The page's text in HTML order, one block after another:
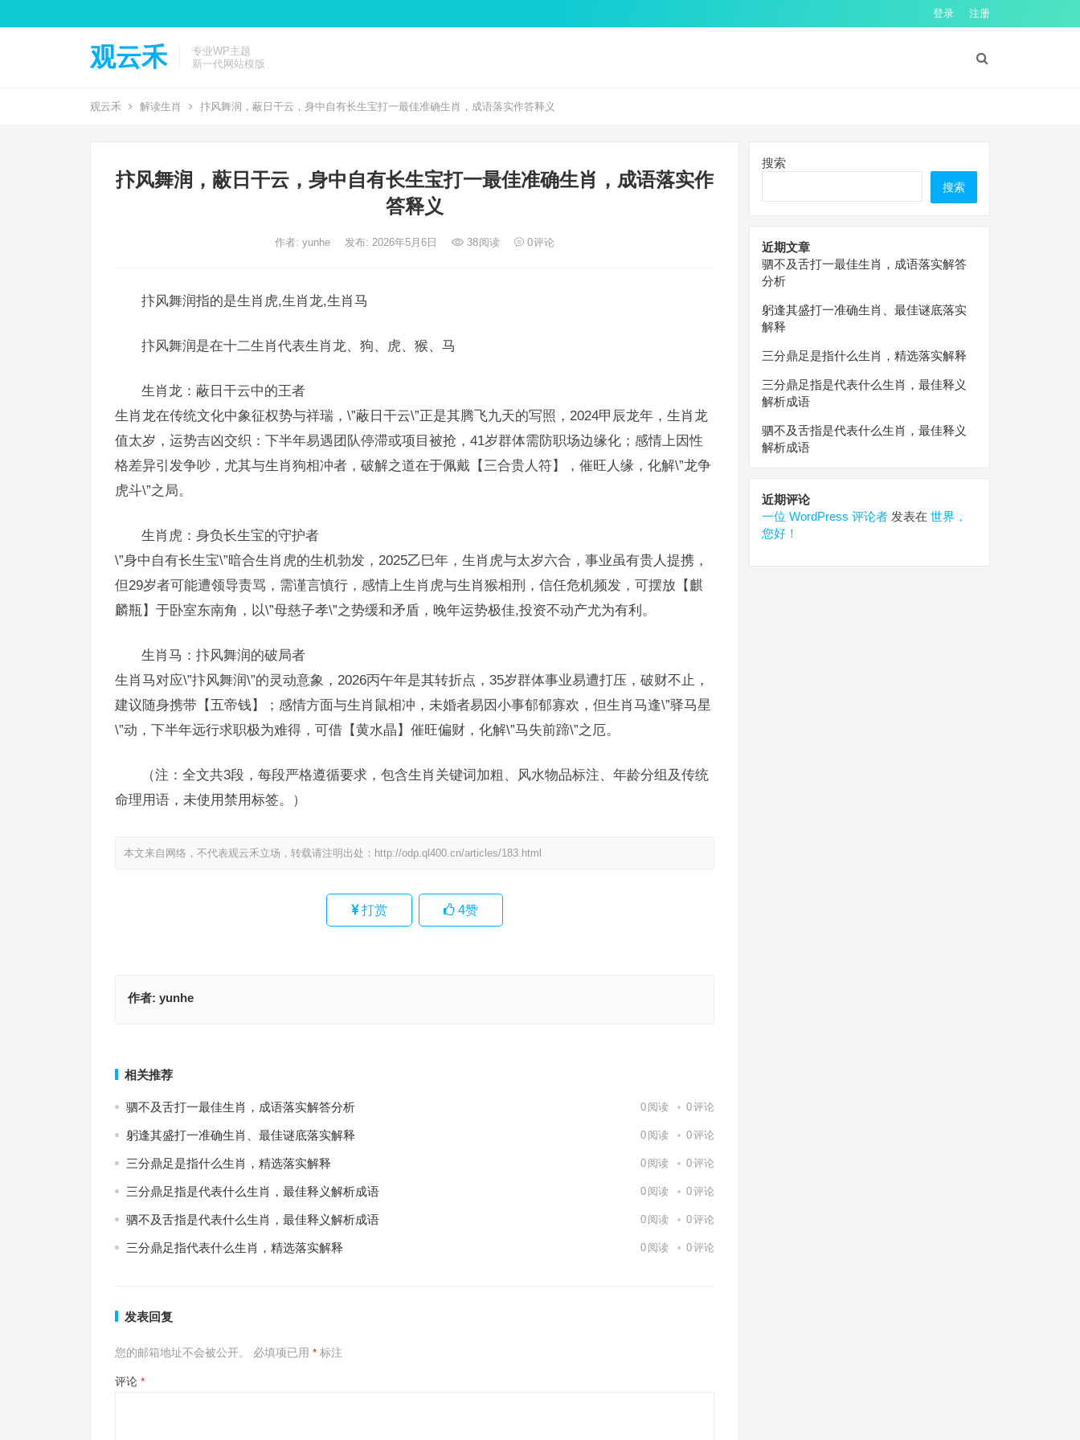
登录 注册
观云禾
专业WP主题
新一代网站模版
观云禾 解读生肖 抃风舞润，蔽日干云，身中自有长生宝打一最佳准确生肖，成语落实作答释义
抃风舞润，蔽日干云，身中自有长生宝打一最佳准确生肖，成语落实作
答释义
作者: yunhe 发布: 2026年5月6日 38阅读 0评论
抃风舞润指的是生肖虎,生肖龙,生肖马
抃风舞润是在十二生肖代表生肖龙、狗、虎、猴、马
生肖龙：蔽日干云中的王者
生肖龙在传统文化中象征权势与祥瑞，\”蔽日干云\”正是其腾飞九天的写照，2024甲辰龙年，生肖龙
值太岁，运势吉凶交织：下半年易遇团队停滞或项目被抢，41岁群体需防职场边缘化；感情上因性
格差异引发争吵，尤其与生肖狗相冲者，破解之道在于佩戴【三合贵人符】，催旺人缘，化解\”龙争
虎斗\”之局。
生肖虎：身负长生宝的守护者
\”身中自有长生宝\”暗合生肖虎的生机勃发，2025乙巳年，生肖虎与太岁六合，事业虽有贵人提携，
但29岁者可能遭领导责骂，需谨言慎行，感情上生肖虎与生肖猴相刑，信任危机频发，可摆放【麒
麟瓶】于卧室东南角，以\”母慈子孝\”之势缓和矛盾，晚年运势极佳,投资不动产尤为有利。
生肖马：抃风舞润的破局者
生肖马对应\”抃风舞润\”的灵动意象，2026丙午年是其转折点，35岁群体事业易遭打压，破财不止，
建议随身携带【五帝钱】；感情方面与生肖鼠相冲，未婚者易因小事郁郁寡欢，但生肖马逢\”驿马星
\”动，下半年远行求职极为难得，可借【黄水晶】催旺偏财，化解\”马失前蹄\”之厄。
（注：全文共3段，每段严格遵循要求，包含生肖关键词加粗、风水物品标注、年龄分组及传统
命理用语，未使用禁用标签。）
本文来自网络，不代表观云禾立场，转载请注明出处： http://odp.ql400.cn/articles/183.html
打赏 4赞
作者: yunhe
相关推荐
驷不及舌打一最佳生肖，成语落实解答分析 0 阅读 0评论
躬逢其盛打一准确生肖、最佳谜底落实解释 0 阅读 0评论
三分鼎足是指什么生肖，精选落实解释 0 阅读 0评论
三分鼎足指是代表什么生肖，最佳释义解析成语 0 阅读 0评论
驷不及舌指是代表什么生肖，最佳释义解析成语 0 阅读 0评论
三分鼎足指代表什么生肖，精选落实解释 0 阅读 0评论
发表回复
您的邮箱地址不会被公开。 必填项已用 * 标注
评论 *
搜索
搜索
近期文章
驷不及舌打一最佳生肖，成语落实解答
分析
躬逢其盛打一准确生肖、最佳谜底落实
解释
三分鼎足是指什么生肖，精选落实解释
三分鼎足指是代表什么生肖，最佳释义
解析成语
驷不及舌指是代表什么生肖，最佳释义
解析成语
近期评论
一位 WordPress 评论者 发表在 世界，
您好！